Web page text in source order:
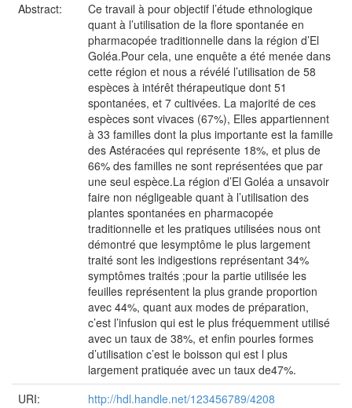
Abstract:
Ce travail à pour objectif l’étude ethnologique
quant à l’utilisation de la flore spontanée en
pharmacopée traditionnelle dans la région d’El
Goléa.Pour cela, une enquête a été menée dans
cette région et nous a révélé l’utilisation de 58
espèces à intérêt thérapeutique dont 51
spontanées, et 7 cultivées. La majorité de ces
espèces sont vivaces (67%), Elles appartiennent
à 33 familles dont la plus importante est la famille
des Astéracées qui représente 18%, et plus de
66% des familles ne sont représentées que par
une seul espèce.La région d’El Goléa a unsavoir
faire non négligeable quant à l’utilisation des
plantes spontanées en pharmacopée
traditionnelle et les pratiques utilisées nous ont
démontré que lesymptôme le plus largement
traité sont les indigestions représentant 34%
symptômes traités ;pour la partie utilisée les
feuilles représentent la plus grande proportion
avec 44%, quant aux modes de préparation,
c’est l’infusion qui est le plus fréquemment utilisé
avec un taux de 38%, et enfin pourles formes
d’utilisation c’est le boisson qui est l plus
largement pratiquée avec un taux de47%.
URI:
http://hdl.handle.net/123456789/4208